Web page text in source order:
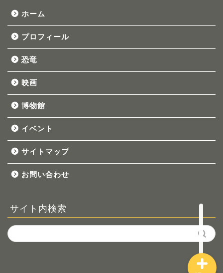
ホーム
プロフィール
恐竜
映画
博物館
イベント
サイトマップ
お問い合わせ
サイト内検索